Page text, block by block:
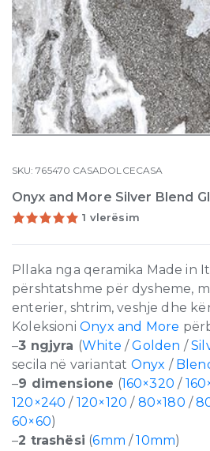
SKU:765470 CASADOLCECASA
Onyx and More Silver Blend
1 vlerësim
Pllaka nga qeramika Made in
përshtatshme për dysheme,
enterier, shtrim, veshje dhe
Koleksioni Onyx and More
–3 ngjyra (White/Golden /
secila në variantat Onyx /
–9 dimensione (160×320 /
120×240 / 120×120 / 80×180 /
60×60)
–2 trashësi (6mm/10mm)